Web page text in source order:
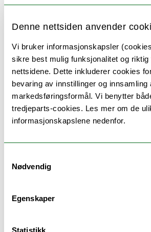
Denne nettsiden anvender
Vi bruker informasjonskapsler
sikre best mulig funksjonalitet og
nettsidene. Dette inkluderer cookies
bevaring av innstillinger og
markedsføringsformål. Vi benytter
tredjeparts-cookies. Les mer om de
informasjonskapslene nedenfor.
Nødvendig
Egenskaper
Statistikk
ann.t.lotherington@uit.no
+47 77 64 57 15
Her finner du meg
Lundestad, Erik
Campus Tromsø
erik.lundestad@uit.no
Her finner du meg